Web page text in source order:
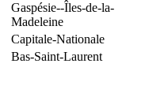
Gaspésie--Îles-de-la-
Madeleine
Capitale-Nationale
Bas-Saint-Laurent